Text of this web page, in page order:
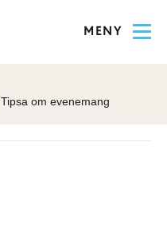
MENY
Tipsa om evenemang